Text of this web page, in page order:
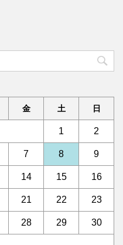
金 土 日
1 2
7 8 9
14 15 16
21 22 23
28 29 30